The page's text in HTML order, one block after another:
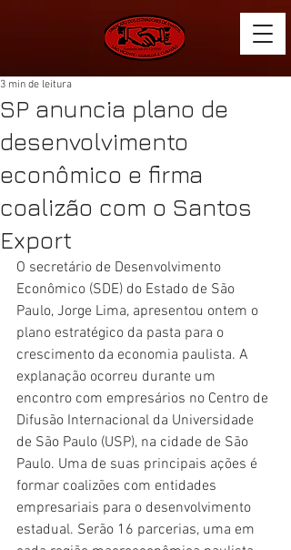
SP anuncia plano de
desenvolvimento
econômico e firma
coalizão com o Santos
Export
3 min de leitura
O secretário de Desenvolvimento
Econômico (SDE) do Estado de São
Paulo, Jorge Lima, apresentou ontem o
plano estratégico da pasta para o
crescimento da economia paulista. A
explanação ocorreu durante um
encontro com empresários no Centro de
Difusão Internacional da Universidade
de São Paulo (USP), na cidade de São
Paulo. Uma de suas principais ações é
formar coalizões com entidades
empresariais para o desenvolvimento
estadual. Serão 16 parcerias, uma em